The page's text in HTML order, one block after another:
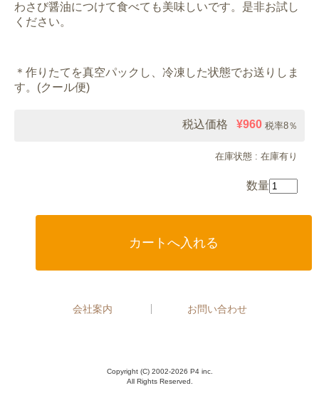
わさび醤油につけて食べても美味しいです。是非お試し
ください。
＊作りたてを真空パックし、冷凍した状態でお送りしま
す。(クール便)
税込価格 ¥960 税率8％
在庫状態 : 在庫有り
数量
会社案内 お問い合わせ
Copyright (C) 2002-2026 P4 inc.
All Rights Reserved.